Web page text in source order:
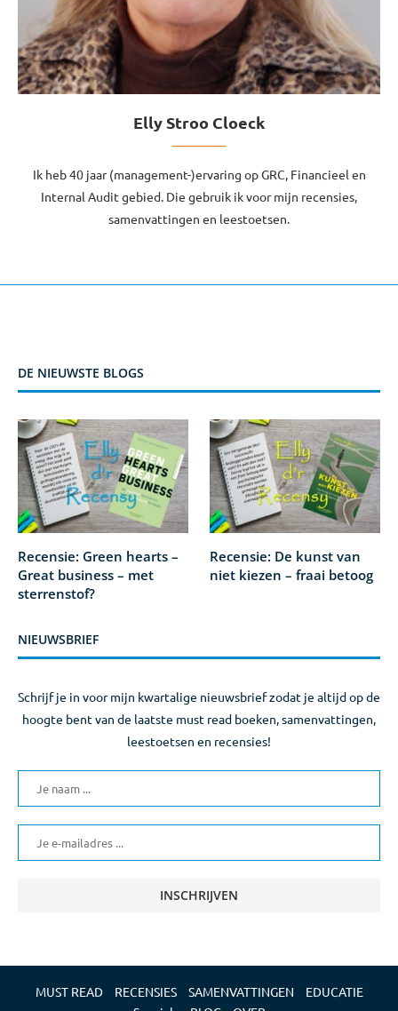
Elly Stroo Cloeck
Ik heb 40 jaar (management-)ervaring op GRC, Financieel en
Internal Audit gebied. Die gebruik ik voor mijn recensies,
samenvattingen en leestoetsen.
DE NIEUWSTE BLOGS
Recensie: Green hearts –
Great business – met
sterrenstof?
Recensie: De kunst van
niet kiezen – fraai betoog
NIEUWSBRIEF
Schrijf je in voor mijn kwartalige nieuwsbrief zodat je altijd op de
hoogte bent van de laatste must read boeken, samenvattingen,
leestoetsen en recensies!
MUST READ RECENSIES SAMENVATTINGEN
EDUCATIE